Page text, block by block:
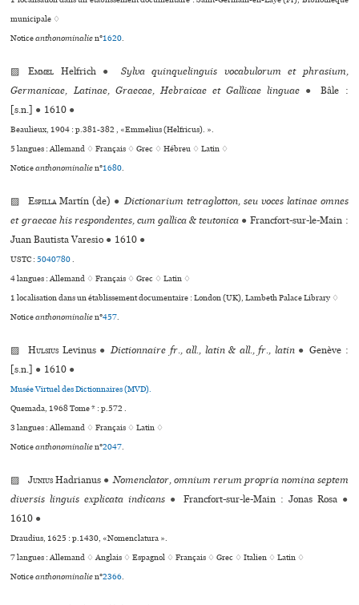
municipale ♢
Noticeanthonominalien°1620.
▨Emmel Helfrich ●
Sylva quinquelinguis vocabulorum et phrasium,
Germanicae, Latinae, Graecae, Hebraicae et Gallicae linguae ●
Bâle :
[s.n.] ● 1610 ●
Beaulieux, 1904 : p.381-382 , «Emmelius (Helfricus). ».
5 langues :Allemand ♢Français ♢Grec ♢Hébreu ♢Latin ♢
Noticeanthonominalien°1680.
▨EspillaMartín (de) ● Dictionarium tetraglotton, seu voces latinae omnes
et graecae his respondentes, cum gallica & teutonica ● Francfort-sur-le-Main :
Juan Bautista Varesio ● 1610 ●
USTC :5040780.
4 langues :Allemand ♢Français ♢Grec ♢Latin ♢
1 localisation dans un établissement documentaire : London (UK), Lambeth Palace Library ♢
Noticeanthonominalien°457.
▨Hulsius Levinus ● Dictionnaire fr., all., latin & all., fr., latin ● Genève :
[s.n.] ● 1610 ●
Musée Virtuel des Dictionnaires (MVD).
Quemada, 1968 Tome * : p.572 .
3 langues :Allemand ♢Français ♢Latin ♢
Noticeanthonominalien°2047.
▨Junius Hadrianus ● Nomenclator, omnium rerum propria nomina septem
diversis linguis explicata indicans ● Francfort-sur-le-Main : Jonas Rosa ●
1610 ●
Draudius, 1625 : p.1430, «Nomenclatura ».
7 langues :Allemand ♢Anglais ♢Espagnol ♢Français ♢Grec ♢Italien ♢Latin ♢
Noticeanthonominalien°2366.